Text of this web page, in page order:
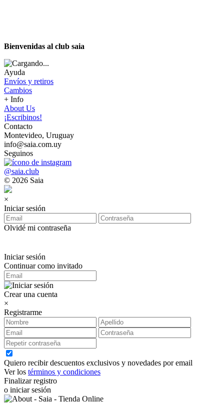
Bienvenidas al club saia
Ayuda
Envíos y retiros
Cambios
+ Info
About Us
¡Escribinos!
Contacto
Montevideo, Uruguay
info@saia.com.uy
Seguinos
@saia.club
© 2026 Saia
×
Iniciar sesión
Olvidé mi contraseña
Iniciar sesión
Continuar como invitado
Crear una cuenta
×
Registrarme
Quiero recibir descuentos exclusivos y novedades por email
Ver los términos y condiciones
Finalizar registro
o iniciar sesión